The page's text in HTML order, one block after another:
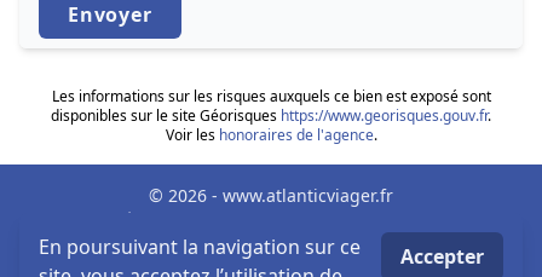
Envoyer
Les informations sur les risques auxquels ce bien est exposé sont
disponibles sur le site Géorisques https://www.georisques.gouv.fr.
Voir les honoraires de l'agence.
© 2026 - www.atlanticviager.fr
Mentions Légales
Biens par villes
MLI -Mon Logiciel Immobilier - Logiciel & Site internet
En poursuivant la navigation sur ce
Accepter